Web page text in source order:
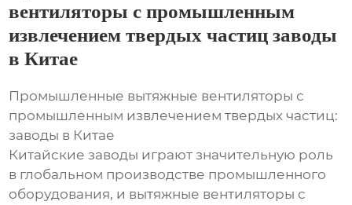
вентиляторы с промышленным
извлечением твердых частиц заводы
в Китае
Промышленные вытяжные вентиляторы с
промышленным извлечением твердых частиц:
заводы в Китае
Китайские заводы играют значительную роль
в глобальном производстве промышленного
оборудования, и вытяжные вентиляторы с